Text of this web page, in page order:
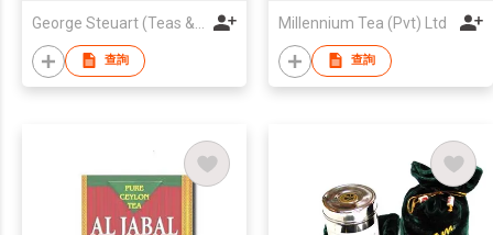
查詢
Millennium Tea (Pvt) Ltd
查詢